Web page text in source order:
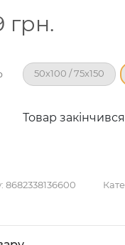
грн.
50х100 / 75х150
Товар
8682338136600